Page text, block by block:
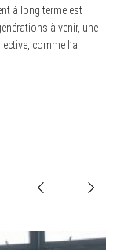
à long terme est
à venir, une
comme l’a